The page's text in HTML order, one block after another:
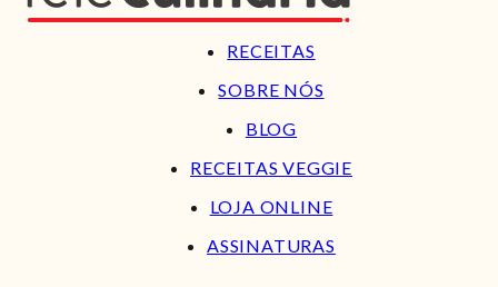
RECEITAS
SOBRE NÓS
BLOG
RECEITAS VEGGIE
LOJA ONLINE
ASSINATURAS